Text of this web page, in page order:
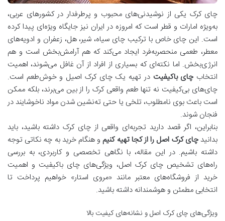
چای کرک یکی از نوشیدنی‌های محبوب و پرطرفدار در کشورهای عربی،
به‌ویژه امارات و قطر است که امروزه در ایران نیز جایگاه ویژه‌ای پیدا کرده
است. این چای خاص با ترکیب چای سیاه، شیر، هل، زعفران و ادویه‌های
معطر، طعمی منحصر‌به‌فرد ایجاد می‌کند که هم آرامش‌بخش است و هم
انرژی‌بخش. اما نکته‌ای که بسیاری از افراد از آن غافل می‌شوند، اهمیت
انتخابچای باکیفیت در تهیه یک چای کرک اصیل و خوش‌طعم است.
چای‌های بی‌کیفیت نه تنها طعم واقعی کرک را از بین می‌برند، بلکه ممکن
است باعث بوی نامطلوب، تلخی یا حتی ته‌نشین شدن مواد ناخوشایند در
فنجان شوند.
بنابراین، اگر قصد دارید تجربه‌ای واقعی از چای کرک داشته باشید، باید
بدانیدچای کرک اصل را از کجا تهیه کنیم و هنگام خرید به چه نکاتی توجه
داشته باشیم. در این مقاله، با نگاهی تخصصی و کاربردی، به بررسی
راه‌های تشخیص چای کرک اصل، ویژگی‌های چای باکیفیت و اهمیت
خرید از فروشگاه‌های معتبر مانند «مروی استار» خواهیم پرداخت تا
انتخابی مطمئن و هوشمندانه داشته باشید.
ویژگی‌های چای کرک اصل و نشانه‌های کیفیت بالا